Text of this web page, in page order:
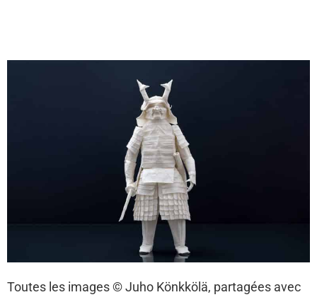
Toutes les images © Juho Könkkölä, partagées avec